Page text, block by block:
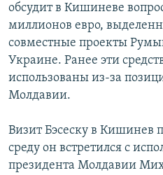
обсудит в Кишиневе
миллионов евро,
совместные проекты
Украине. Ранее эти
использованы из-за
Молдавии.
Визит Бэсеску в Кишинев
среду он встретился с
президента Молдавии